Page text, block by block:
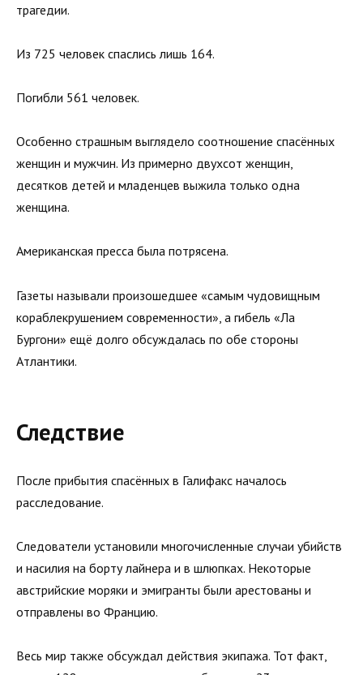
трагедии.
Из 725 человек спаслись лишь 164.
Погибли 561 человек.
Особенно страшным выглядело соотношение спасённых
женщин и мужчин. Из примерно двухсот женщин,
десятков детей и младенцев выжила только одна
женщина.
Американская пресса была потрясена.
Газеты называли произошедшее «самым чудовищным
кораблекрушением современности», а гибель «Ла
Бургони» ещё долго обсуждалась по обе стороны
Атлантики.
Следствие
После прибытия спасённых в Галифакс началось
расследование.
Следователи установили многочисленные случаи убийств
и насилия на борту лайнера и в шлюпках. Некоторые
австрийские моряки и эмигранты были арестованы и
отправлены во Францию.
Весь мир также обсуждал действия экипажа. Тот факт,